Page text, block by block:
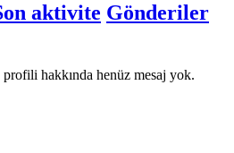
aktivite Gönderiler
profili hakkında henüz mesaj yok.